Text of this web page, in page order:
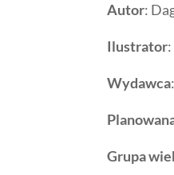
Autor:
Ilustrator:
Wydawca
Grupa